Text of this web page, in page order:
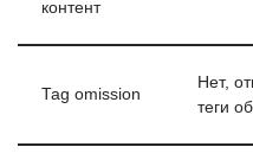
контент
Tag omission
Нет,
теги